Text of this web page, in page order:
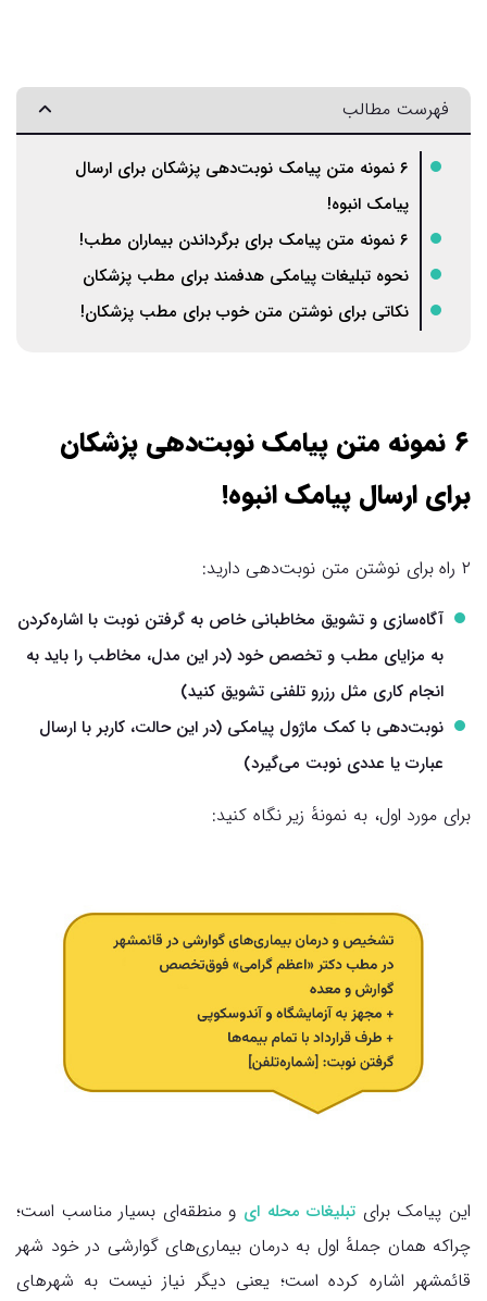
فهرست مطالب
۶ نمونه متن پیامک نوبت‌‌دهی پزشکان برای ارسال
پیامک انبوه!
۶ نمونه متن پیامک برای برگرداندن بیماران مطب!
نحوه تبلیغات پیامکی هدفمند برای مطب پزشکان
نکاتی برای نوشتن متن خوب برای مطب پزشکان!
۶ نمونه متن پیامک نوبت‌‌دهی پزشکان
برای ارسال پیامک انبوه!
۲ راه برای نوشتن متن نوبت‌دهی دارید:
آگاه‌سازی و تشویق مخاطبانی خاص به گرفتن نوبت با اشاره‌کردن
به مزایای مطب و تخصص خود (در این مدل، مخاطب را باید به
انجام کاری مثل رزرو تلفنی تشویق کنید)
نوبت‌دهی با کمک ماژول پیامکی (در این حالت، کاربر با ارسال
عبارت یا عددی نوبت می‌گیرد)
برای مورد اول، به نمونهٔ زیر نگاه کنید:
این پیامک برای تبلیغات محله ای و منطقه‌ای بسیار مناسب است؛
چراکه همان جملهٔ اول به درمان بیماری‌های گوارشی در خود شهر
قائمشهر اشاره کرده است؛ یعنی دیگر نیاز نیست به شهرهای